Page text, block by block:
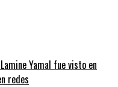
Lamine Yamal fue visto en
redes